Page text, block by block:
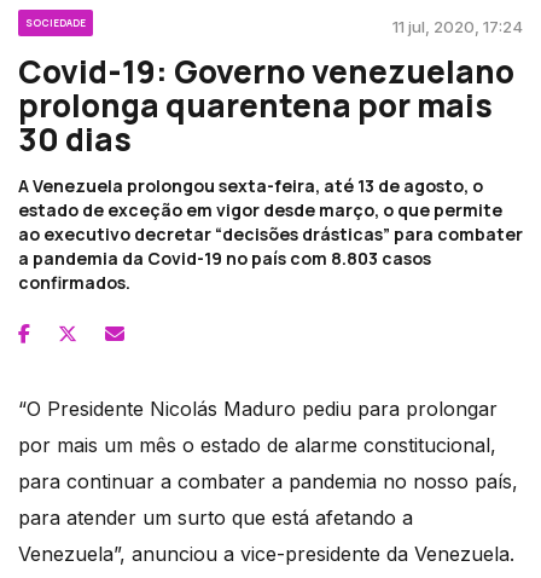
SOCIEDADE 11 jul, 2020, 17:24
Covid-19: Governo venezuelano
prolonga quarentena por mais
30 dias
A Venezuela prolongou sexta-feira, até 13 de agosto, o
estado de exceção em vigor desde março, o que permite
ao executivo decretar “decisões drásticas” para combater
a pandemia da Covid-19 no país com 8.803 casos
confirmados.
“O Presidente Nicolás Maduro pediu para prolongar
por mais um mês o estado de alarme constitucional,
para continuar a combater a pandemia no nosso país,
para atender um surto que está afetando a
Venezuela”, anunciou a vice-presidente da Venezuela.